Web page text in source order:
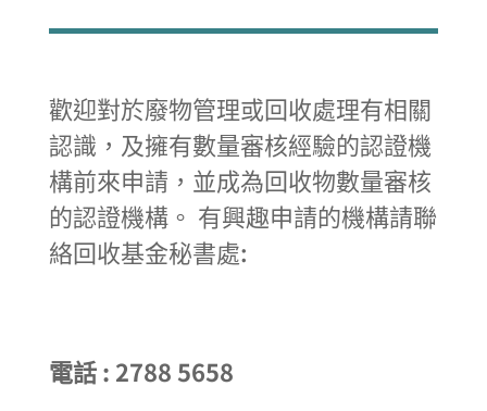
歡迎對於廢物管理或回收處理有相關
認識，及擁有數量審核經驗的認證機
構前來申請，並成為回收物數量審核
的認證機構。 有興趣申請的機構請聯
絡回收基金秘書處:
電話 : 2788 5658